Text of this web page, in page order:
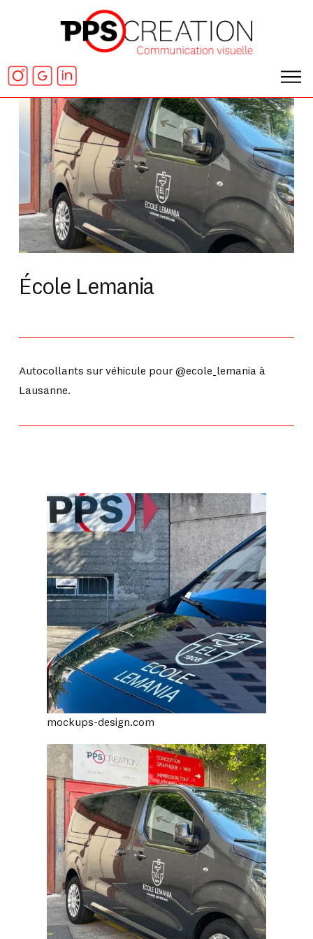
École Lemania
Autocollants sur véhicule pour @ecole_lemania à
Lausanne.
mockups-design.com